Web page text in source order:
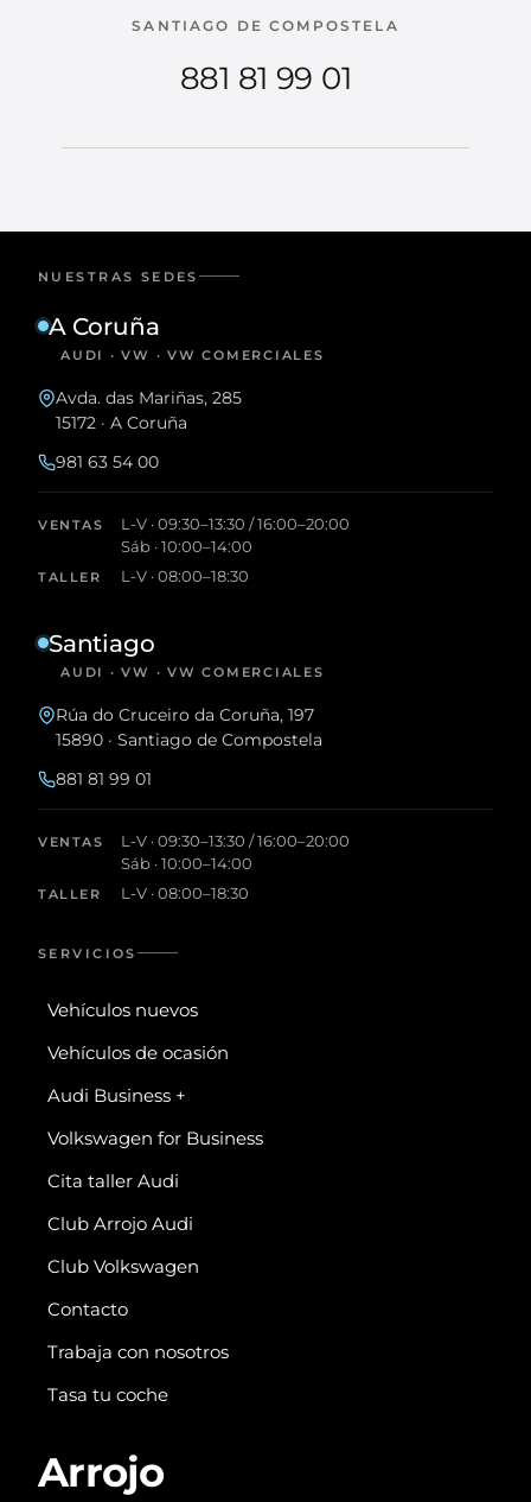
SANTIAGO DE COMPOSTELA
881 81 99 01
NUESTRAS SEDES
A Coruña
AUDI · VW · VW COMERCIALES
Avda. das Mariñas, 285
15172 · A Coruña
981 63 54 00
VENTAS
L-V · 09:30–13:30 / 16:00–20:00
Sáb · 10:00–14:00
TALLER L-V · 08:00–18:30
Santiago
AUDI · VW · VW COMERCIALES
Rúa do Cruceiro da Coruña, 197
15890 · Santiago de Compostela
881 81 99 01
VENTAS
L-V · 09:30–13:30 / 16:00–20:00
Sáb · 10:00–14:00
TALLER L-V · 08:00–18:30
SERVICIOS
Vehículos nuevos
Vehículos de ocasión
Audi Business +
Volkswagen for Business
Cita taller Audi
Club Arrojo Audi
Club Volkswagen
Contacto
Trabaja con nosotros
Tasa tu coche
Arrojo